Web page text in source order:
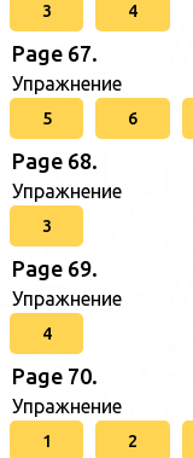
3 4
Page 67.
Упражнение
5 6
Page 68.
Упражнение
3
Page 69.
Упражнение
4
Page 70.
Упражнение
1 2